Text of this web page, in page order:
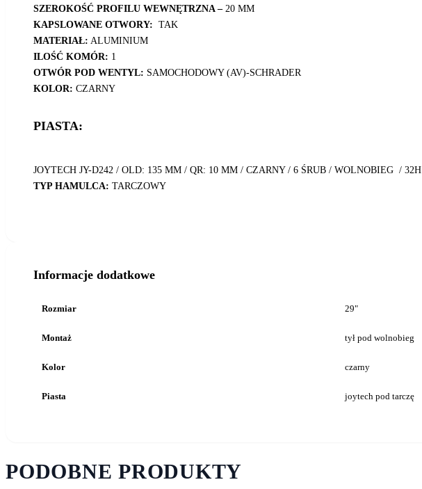
SZEROKOŚĆ PROFILU WEWNĘTRZNA – 20 MM
KAPSLOWANE OTWORY: TAK
MATERIAŁ: ALUMINIUM
ILOŚĆ KOMÓR: 1
OTWÓR POD WENTYL: SAMOCHODOWY (AV)-SCHRADER
KOLOR: CZARNY
PIASTA:
JOYTECH JY-D242 / OLD: 135 MM / QR: 10 MM / CZARNY / 6 ŚRUB / WOLNOBIEG / 32H
TYP HAMULCA: TARCZOWY
Informacje dodatkowe
Rozmiar 29"
Montaż tył pod wolnobieg
Kolor czarny
Piasta joytech pod tarczę
PODOBNE PRODUKTY